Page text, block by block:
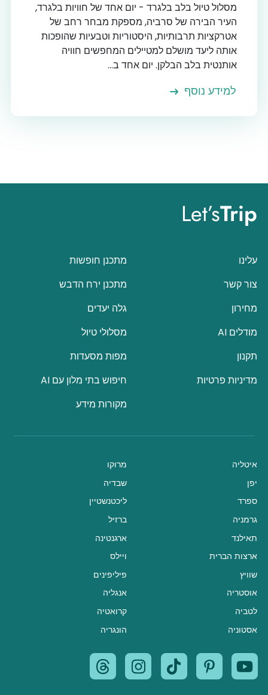
מסלול טיול בלב בלגרד - יום אחד של חוויות בלגרד,
העיר הבירה של סרביה, מספקת מבחר רחב של
אטרקציות תרבותיות, היסטוריות וטבעיות שהופכות
אותה ליעד מושלם למטיילים המחפשים חוויה
אותנטית בלב הבלקן. יום אחד ב...
למידע נוסף
Let’sTrip
עלינו
צור קשר
מחירון
מודלים AI
תקנון
מדיניות פרטיות
מתכנן חופשות
מתכנן ירח הדבש
גלה יעדים
מסלולי טיול
מפות מסעדות
חיפוש בתי מלון עם AI
מקורות מידע
איטליה
יפן
ספרד
גרמניה
תאילנד
ארצות הברית
שוויץ
אוסטריה
לטביה
אסטוניה
מרוקו
שבדיה
ליכטנשטיין
ברזיל
ארגנטינה
ויילס
פיליפינים
אנגליה
קרואטיה
הונגריה